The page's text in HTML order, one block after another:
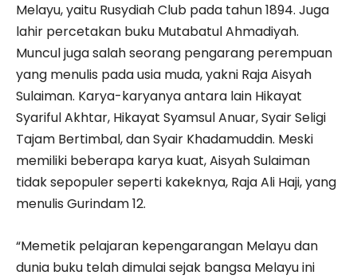
Melayu, yaitu Rusydiah Club pada tahun 1894. Juga
lahir percetakan buku Mutabatul Ahmadiyah.
Muncul juga salah seorang pengarang perempuan
yang menulis pada usia muda, yakni Raja Aisyah
Sulaiman. Karya-karyanya antara lain Hikayat
Syariful Akhtar, Hikayat Syamsul Anuar, Syair Seligi
Tajam Bertimbal, dan Syair Khadamuddin. Meski
memiliki beberapa karya kuat, Aisyah Sulaiman
tidak sepopuler seperti kakeknya, Raja Ali Haji, yang
menulis Gurindam 12.
“Memetik pelajaran kepengarangan Melayu dan
dunia buku telah dimulai sejak bangsa Melayu ini